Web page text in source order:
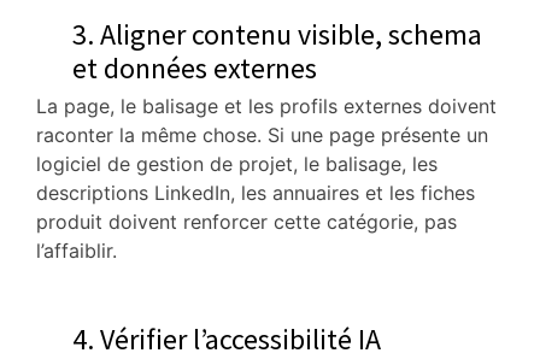
3. Aligner contenu visible, schema
et données externes
La page, le balisage et les profils externes doivent
raconter la même chose. Si une page présente un
logiciel de gestion de projet, le balisage, les
descriptions LinkedIn, les annuaires et les fiches
produit doivent renforcer cette catégorie, pas
l’affaiblir.
4. Vérifier l’accessibilité IA